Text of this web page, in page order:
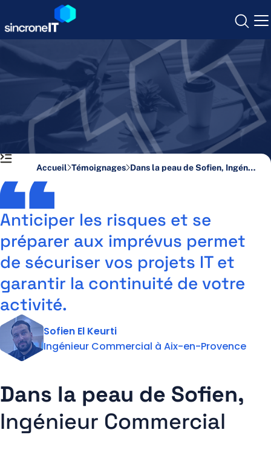
content
Cybersécurité
Infogérance
Opérateur & Mobilité
Infrastructure IT
Qui sommes-nous ?
Nos agences
Nous rejoindre
Actus et Ressources
Contact
Accueil Témoignages Dans la peau de Sofien, Ingénieur Commercial
Anticiper les risques et se
préparer aux imprévus permet
de sécuriser vos projets IT et
garantir la continuité de votre
activité.
Sofien El Keurti
Ingénieur Commercial à Aix-en-Provence
Dans la peau de Sofien,
Ingénieur Commercial